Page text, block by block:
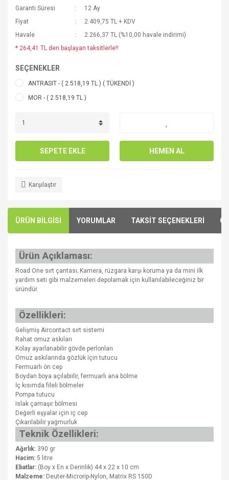
Garanti Süresi
12 Ay
Fiyat
2.409,75 TL + KDV
Havale
2.266,37 TL (%10,00 havale indirimi)
* 264,41 TL den başlayan taksitlerle!!
SEÇENEKLER
ANTRASIT - ( 2.518,19 TL ) ( TÜKENDİ )
MOR - ( 2.518,19 TL )
SEPETE EKLE HEMEN AL
Karşılaştır
ÜRÜN BİLGİSİ YORUMLAR TAKSİT SEÇENEKLERİ
Ürün Açıklaması:
Road One sırt çantası; Kamera, rüzgara karşı koruma ya da mini ilk
yardım seti gibi malzemeleri depolamak için kullanılabileceğiniz bir
üründür.
Özellikleri:
Gelişmiş Aircontact sırt sistemi
Rahat omuz askıları
Kolay ayarlanabilir gövde perlonları
Omuz askılarında gözlük için tutucu
Fermuarlı ön cep
Boydan boya açılabiilir, fermuarlı ana bölme
İç kısımda fileli bölmeler
Pompa tutucu
Islak çamaşır bölmesi
Değerli eşyalar için iç cep
Çıkarılabilir yağmurluk
Teknik Özellikleri:
Ağırlık: 390 gr
Hacim: 5 litre
Ebatlar: (Boy x En x Derinlik) 44 x 22 x 10 cm
Malzeme: Deuter-Microrip-Nylon, Matrix RS 150D